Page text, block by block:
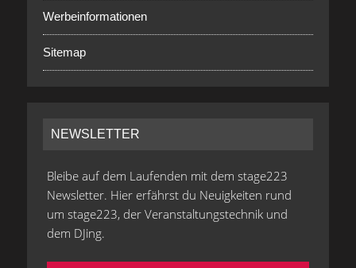
Werbeinformationen
Sitemap
NEWSLETTER
Bleibe auf dem Laufenden mit dem stage223
Newsletter. Hier erfährst du Neuigkeiten rund
um stage223, der Veranstaltungstechnik und
dem DJing.